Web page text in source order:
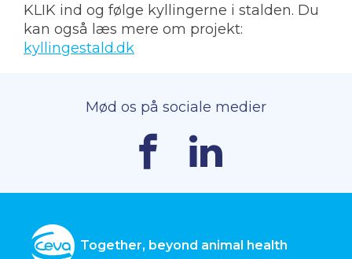
KLIK ind og følge kyllingerne i stalden. Du
kan også læs mere om projekt:
kyllingestald.dk
Mød os på sociale medier
Together, beyond animal health